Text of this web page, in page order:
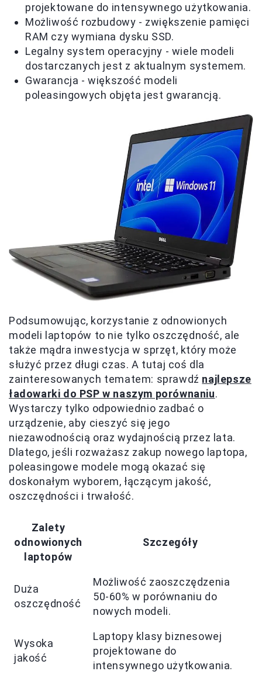
projektowane do intensywnego użytkowania.
Możliwość rozbudowy - zwiększenie pamięci
RAM czy wymiana dysku SSD.
Legalny system operacyjny - wiele modeli
dostarczanych jest z aktualnym systemem.
Gwarancja - większość modeli
poleasingowych objęta jest gwarancją.
Podsumowując, korzystanie z odnowionych
modeli laptopów to nie tylko oszczędność, ale
także mądra inwestycja w sprzęt, który może
służyć przez długi czas. A tutaj coś dla
zainteresowanych tematem: sprawdź najlepsze
ładowarki do PSP w naszym porównaniu.
Wystarczy tylko odpowiednio zadbać o
urządzenie, aby cieszyć się jego
niezawodnością oraz wydajnością przez lata.
Dlatego, jeśli rozważasz zakup nowego laptopa,
poleasingowe modele mogą okazać się
doskonałym wyborem, łączącym jakość,
oszczędności i trwałość.
Zalety
odnowionych
laptopów
Szczegóły
Duża
oszczędność
Możliwość zaoszczędzenia
50-60% w porównaniu do
nowych modeli.
Wysoka
jakość
Laptopy klasy biznesowej
projektowane do
intensywnego użytkowania.